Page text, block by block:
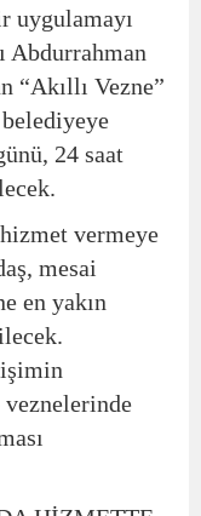
uygulamayı
Abdurrahman
“Akıllı Vezne”
24 saat
vermeye
mesai
en yakın
veznelerinde